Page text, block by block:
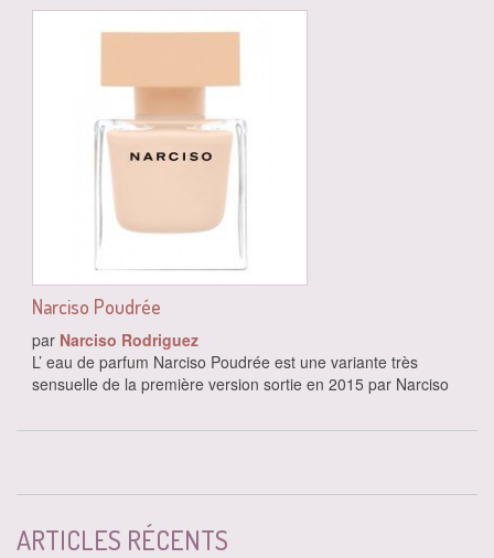
Narciso Poudrée
par Narciso Rodriguez
L’ eau de parfum Narciso Poudrée est une variante très
sensuelle de la première version sortie en 2015 par Narciso
ARTICLES RÉCENTS